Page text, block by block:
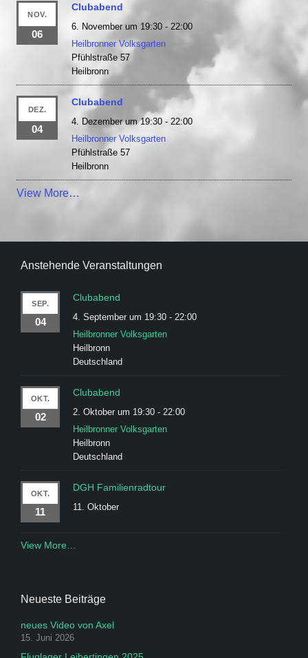
NOV.
06
Clubabend
6. November um 19:30 - 22:00
Heilbronner Volksgarten
Pfühlstraße 57
Heilbronn
DEZ.
04
Clubabend
4. Dezember um 19:30 - 22:00
Heilbronner Volksgarten
Pfühlstraße 57
Heilbronn
View More…
Anstehende Veranstaltungen
SEP.
04
Clubabend
4. September um 19:30 - 22:00
Heilbronner Volksgarten
Heilbronn
Deutschland
OKT.
02
Clubabend
2. Oktober um 19:30 - 22:00
Heilbronner Volksgarten
Heilbronn
Deutschland
OKT.
11
DGH Familienradtour
11. Oktober
View More…
Neueste Beiträge
neues Video von Axel
15. Juni 2026